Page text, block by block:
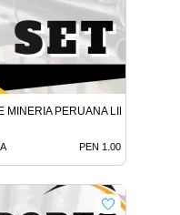
PERUANA LIMA
PEN 1.00